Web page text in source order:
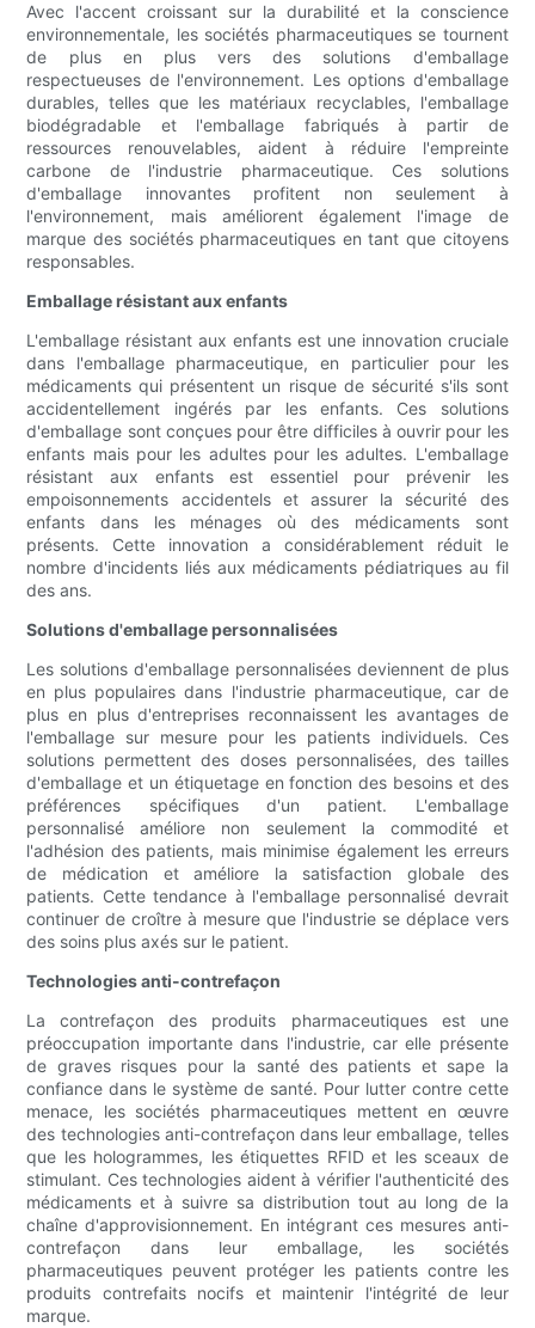
Avec l'accent croissant sur la durabilité et la conscience
environnementale, les sociétés pharmaceutiques se tournent
de plus en plus vers des solutions d'emballage
respectueuses de l'environnement. Les options d'emballage
durables, telles que les matériaux recyclables, l'emballage
biodégradable et l'emballage fabriqués à partir de
ressources renouvelables, aident à réduire l'empreinte
carbone de l'industrie pharmaceutique. Ces solutions
d'emballage innovantes profitent non seulement à
l'environnement, mais améliorent également l'image de
marque des sociétés pharmaceutiques en tant que citoyens
responsables.
Emballage résistant aux enfants
L'emballage résistant aux enfants est une innovation cruciale
dans l'emballage pharmaceutique, en particulier pour les
médicaments qui présentent un risque de sécurité s'ils sont
accidentellement ingérés par les enfants. Ces solutions
d'emballage sont conçues pour être difficiles à ouvrir pour les
enfants mais pour les adultes pour les adultes. L'emballage
résistant aux enfants est essentiel pour prévenir les
empoisonnements accidentels et assurer la sécurité des
enfants dans les ménages où des médicaments sont
présents. Cette innovation a considérablement réduit le
nombre d'incidents liés aux médicaments pédiatriques au fil
des ans.
Solutions d'emballage personnalisées
Les solutions d'emballage personnalisées deviennent de plus
en plus populaires dans l'industrie pharmaceutique, car de
plus en plus d'entreprises reconnaissent les avantages de
l'emballage sur mesure pour les patients individuels. Ces
solutions permettent des doses personnalisées, des tailles
d'emballage et un étiquetage en fonction des besoins et des
préférences spécifiques d'un patient. L'emballage
personnalisé améliore non seulement la commodité et
l'adhésion des patients, mais minimise également les erreurs
de médication et améliore la satisfaction globale des
patients. Cette tendance à l'emballage personnalisé devrait
continuer de croître à mesure que l'industrie se déplace vers
des soins plus axés sur le patient.
Technologies anti-contrefaçon
La contrefaçon des produits pharmaceutiques est une
préoccupation importante dans l'industrie, car elle présente
de graves risques pour la santé des patients et sape la
confiance dans le système de santé. Pour lutter contre cette
menace, les sociétés pharmaceutiques mettent en œuvre
des technologies anti-contrefaçon dans leur emballage, telles
que les hologrammes, les étiquettes RFID et les sceaux de
stimulant. Ces technologies aident à vérifier l'authenticité des
médicaments et à suivre sa distribution tout au long de la
chaîne d'approvisionnement. En intégrant ces mesures anti-
contrefaçon dans leur emballage, les sociétés
pharmaceutiques peuvent protéger les patients contre les
produits contrefaits nocifs et maintenir l'intégrité de leur
marque.